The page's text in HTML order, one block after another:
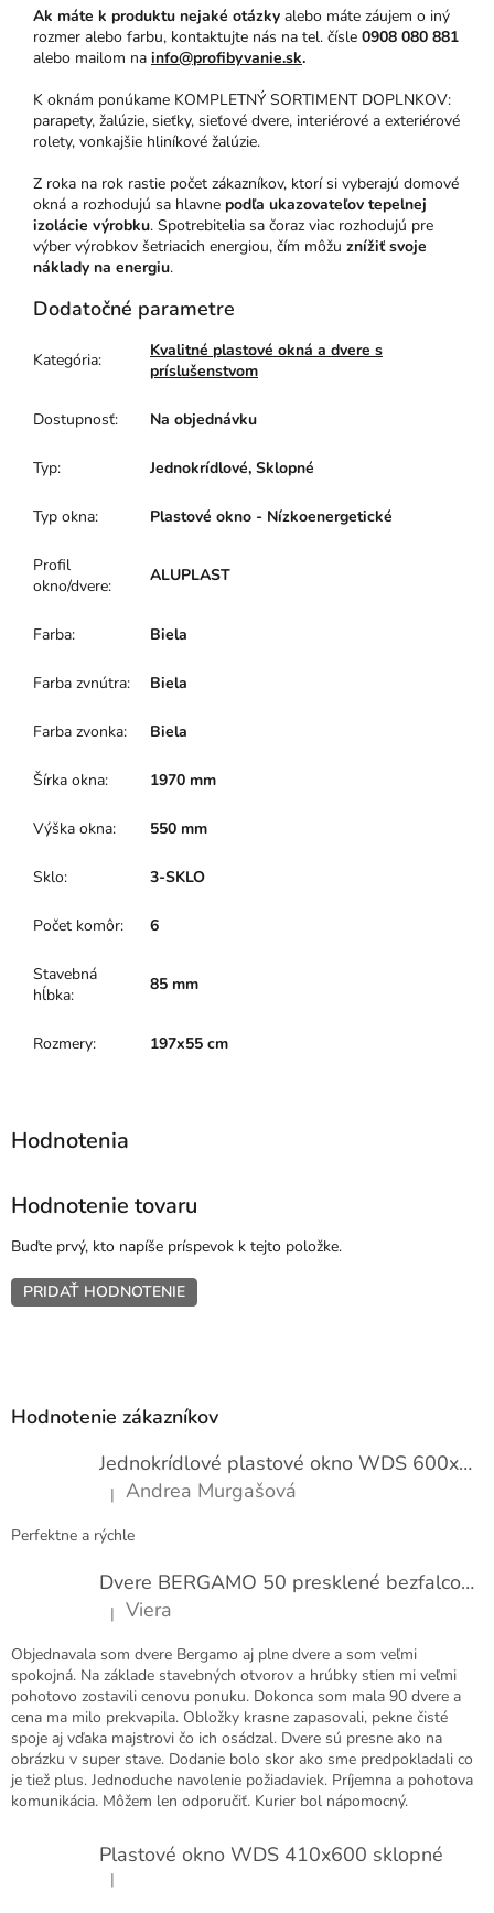
Ak máte k produktu nejaké otázky alebo máte záujem o iný
rozmer alebo farbu, kontaktujte nás na tel. čísle 0908 080 881
alebo mailom na info@profibyvanie.sk.
K oknám ponúkame KOMPLETNÝ SORTIMENT DOPLNKOV:
parapety, žalúzie, sieťky, sieťové dvere, interiérové a exteriérové
rolety, vonkajšie hliníkové žalúzie.
Z roka na rok rastie počet zákazníkov, ktorí si vyberajú domové
okná a rozhodujú sa hlavne podľa ukazovateľov tepelnej
izolácie výrobku. Spotrebitelia sa čoraz viac rozhodujú pre
výber výrobkov šetriacich energiou, čím môžu znížiť svoje
náklady na energiu.
Dodatočné parametre
Kategória:
Kvalitné plastové okná a dvere s
príslušenstvom
Dostupnosť: Na objednávku
Typ: Jednokrídlové, Sklopné
Typ okna: Plastové okno - Nízkoenergetické
Profil
okno/dvere:
ALUPLAST
Farba: Biela
Farba zvnútra: Biela
Farba zvonka: Biela
Šírka okna: 1970 mm
Výška okna: 550 mm
Sklo: 3-SKLO
Počet komôr: 6
Stavebná
hĺbka:
85 mm
Rozmery: 197x55 cm
Hodnotenie tovaru
Buďte prvý, kto napíše príspevok k tejto položke.
PRIDAŤ HODNOTENIE
Hodnotenie zákazníkov
Jednokrídlové plastové okno WDS 600x1000
Hodnotenie produktu je 5 z 5 hviezdičiek.
| Andrea Murgašová
Perfektne a rýchle
Dvere BERGAMO 50 presklené bezfalcové EXTRA
Hodnotenie produktu je 5 z 5 hviezdičiek.
| Viera
Objednavala som dvere Bergamo aj plne dvere a som veľmi
spokojná. Na základe stavebných otvorov a hrúbky stien mi veľmi
pohotovo zostavili cenovu ponuku. Dokonca som mala 90 dvere a
cena ma milo prekvapila. Obložky krasne zapasovali, pekne čisté
spoje aj vďaka majstrovi čo ich osádzal. Dvere sú presne ako na
obrázku v super stave. Dodanie bolo skor ako sme predpokladali co
je tiež plus. Jednoduche navolenie požiadaviek. Príjemna a pohotova
komunikácia. Môžem len odporučiť. Kurier bol nápomocný.
Plastové okno WDS 410x600 sklopné
Hodnotenie produktu je 5 z 5 hviezdičiek.
|